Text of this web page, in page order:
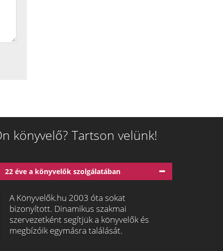
könyvelő? Tartson velünk!
22 éve a könyvelők szolgálatában
A Könyvelők.hu 2003 óta sokat
bizonyított. Dinamikus szakmai
szervezetként segítjük a könyvelők és
megbízóik egymásra találását.